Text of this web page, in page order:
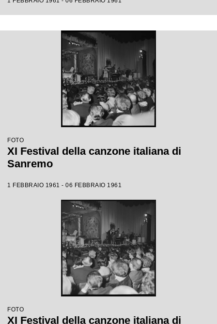
FOTO
XI Festival della canzone italiana di
Sanremo
1 FEBBRAIO 1961 - 06 FEBBRAIO 1961
FOTO
XI Festival della canzone italiana di